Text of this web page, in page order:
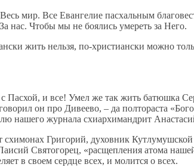
мир. Все Евангелие пасхальным
нас. Чтобы мы не боялись умереть за Него.
жить нельзя, по-христиански можно
с Пасхой, и все! Умел же так жить батюшка
он про Дивеево, – да полтораста
нашего журнала схиархимандрит
схимонах Григорий, духовник
Святогорец, «расщепления атома
в своем сердце всех, и молится о всех.